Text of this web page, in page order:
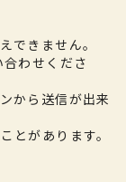
できません。
わせくださ
から送信が出来
とがあります。